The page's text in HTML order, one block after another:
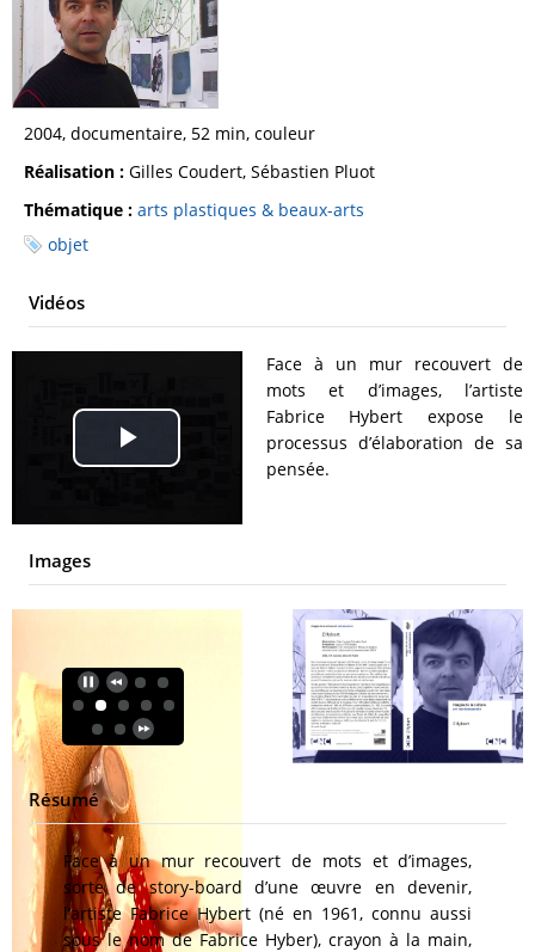
2004, documentaire, 52 min, couleur
Réalisation : Gilles Coudert, Sébastien Pluot
Thématique : arts plastiques & beaux-arts
objet
Vidéos
Play
Video
Face à un mur recouvert de
mots et d’images, l’artiste
Fabrice Hybert expose le
processus d’élaboration de sa
pensée.
Images
Résumé
Face à un mur recouvert de mots et d’images,
sorte de story-board d’une œuvre en devenir,
l’artiste Fabrice Hybert (né en 1961, connu aussi
sous le nom de Fabrice Hyber), crayon à la main,